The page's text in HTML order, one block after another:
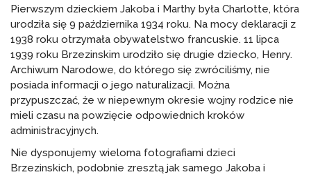
Pierwszym dzieckiem Jakoba i Marthy była Charlotte, która
urodziła się 9 października 1934 roku. Na mocy deklaracji z
1938 roku otrzymała obywatelstwo francuskie. 11 lipca
1939 roku Brzezinskim urodziło się drugie dziecko, Henry.
Archiwum Narodowe, do którego się zwróciliśmy, nie
posiada informacji o jego naturalizacji. Można
przypuszczać, że w niepewnym okresie wojny rodzice nie
mieli czasu na powzięcie odpowiednich kroków
administracyjnych.
Nie dysponujemy wieloma fotografiami dzieci
Brzezinskich, podobnie zresztą jak samego Jakoba i